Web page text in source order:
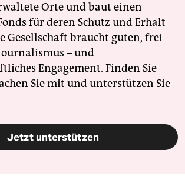
Orte und baut einen
für deren Schutz und Erhalt
Gesellschaft braucht guten, frei
– und
Engagement. Finden Sie
Sie mit und unterstützen Sie
Jetzt unterstützen